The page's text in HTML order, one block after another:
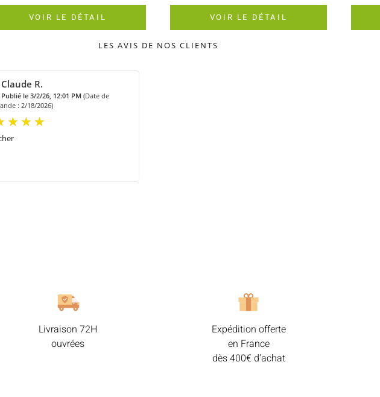
VOIR LE DÉTAIL VOIR LE DÉTAIL
LES AVIS DE NOS CLIENTS
Claude R.
Publié le 3/2/26, 12:01 PM (Date de
: 2/18/2026)
Livraison 72H
ouvrées
Expédition offerte
en France
dès 400€ d’achat